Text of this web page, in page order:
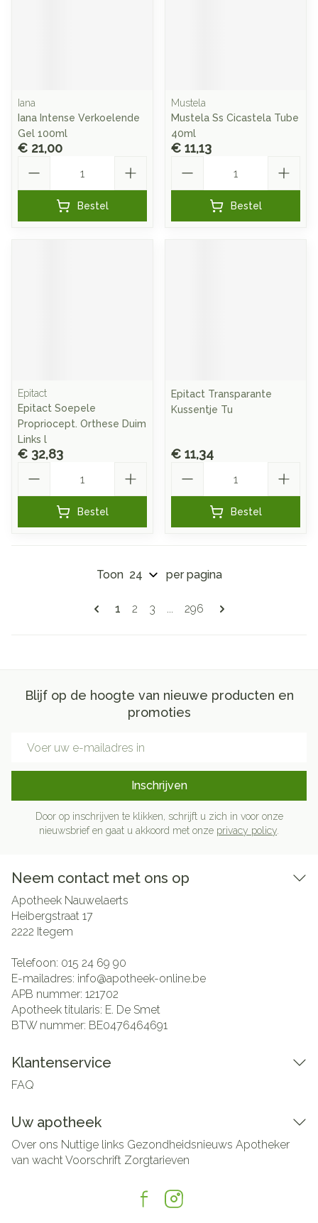
Iana
Iana Intense Verkoelende
Gel 100ml
€ 21,00
Bestel
Mustela
Mustela Ss Cicastela Tube
40ml
€ 11,13
Bestel
Epitact
Epitact Soepele
Propriocept. Orthese Duim
Links l
€ 32,83
Bestel
Epitact Transparante
Kussentje Tu
€ 11,34
Bestel
Pagina's
U lees momenteel pagina
1 Pagina
2 Pagina
3 ... Pagina
296
Toon per pagina
Blijf op de hoogte van nieuwe producten en
promoties
Inschrijven
Door op inschrijven te klikken, schrijft u zich in voor onze
nieuwsbrief en gaat u akkoord met onze privacy policy
Neem contact met ons op
Apotheek Nauwelaerts
Heibergstraat 17
2222 Itegem
Telefoon: 015 24 69 90
E-mailadres: info@apotheek-online.be
APB nummer: 121702
Apotheek titularis: E. De Smet
BTW nummer: BE0476464691
Klantenservice
FAQ
Uw apotheek
Over ons Nuttige links Gezondheidsnieuws Apotheker
van wachtVoorschrift Zorgtarieven